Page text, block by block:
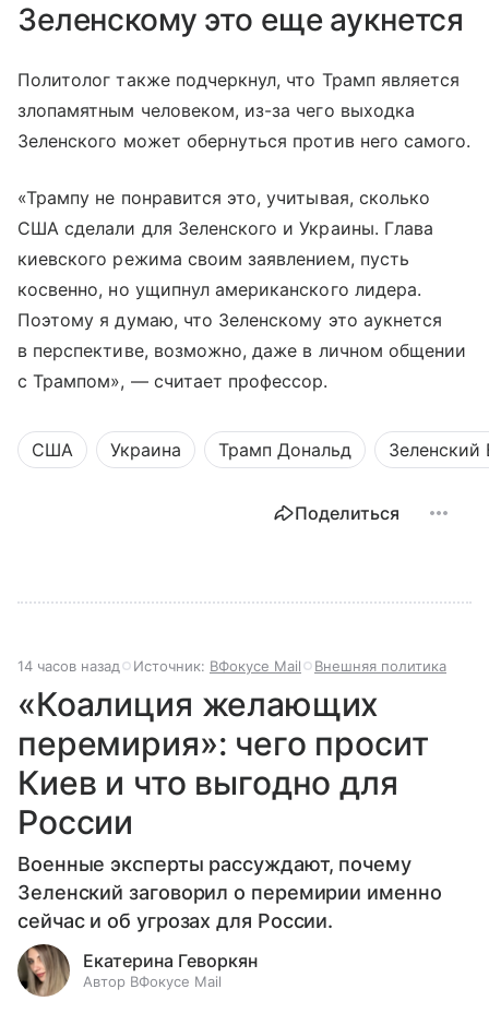
Зеленскому это еще аукнется
Политолог также подчеркнул, что Трамп является
злопамятным человеком, из-за чего выходка
Зеленского может обернуться против него самого.
«Трампу не понравится это, учитывая, сколько
США сделали для Зеленского и Украины. Глава
киевского режима своим заявлением, пусть
косвенно, но ущипнул американского лидера.
Поэтому я думаю, что Зеленскому это аукнется
в перспективе, возможно, даже в личном общении
с Трампом», — считает профессор.
США Украина Трамп Дональд
Поделиться
14 часов назад Источник: ВФокусе Mail Внешняя политика
«Коалиция желающих
перемирия»: чего просит
Киев и что выгодно для
России
Военные эксперты рассуждают, почему
Зеленский заговорил о перемирии именно
сейчас и об угрозах для России.
Екатерина Геворкян
Автор ВФокусе Mail